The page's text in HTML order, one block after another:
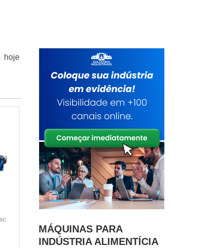
hoje
MÁQUINAS PARA
INDÚSTRIA ALIMENTÍCIA